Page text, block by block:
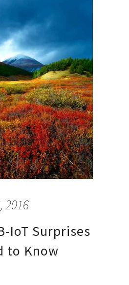
2016
IoT Surprises
to Know